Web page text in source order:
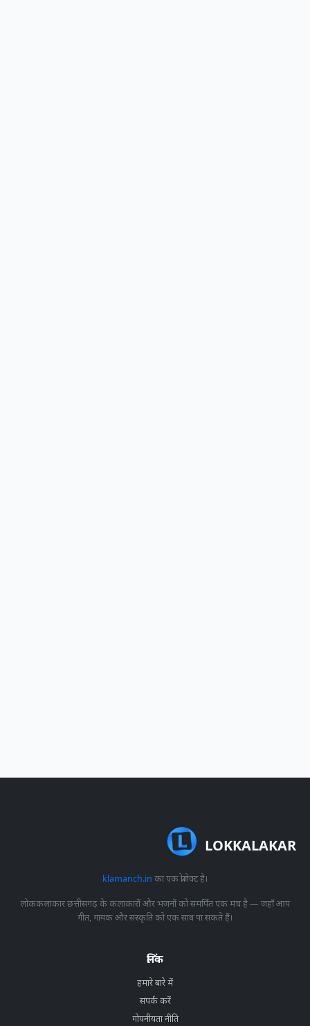
LOKKALAKAR
klamanch.in का एक प्रोजेक्ट है।
लोककलाकार छत्तीसगढ़ के कलाकारों और भजनों को समर्पित एक मंच है — जहाँ आप
गीत, गायक और संस्कृति को एक साथ पा सकते हैं।
लिंक
हमारे बारे में
संपर्क करें
गोपनीयता नीति